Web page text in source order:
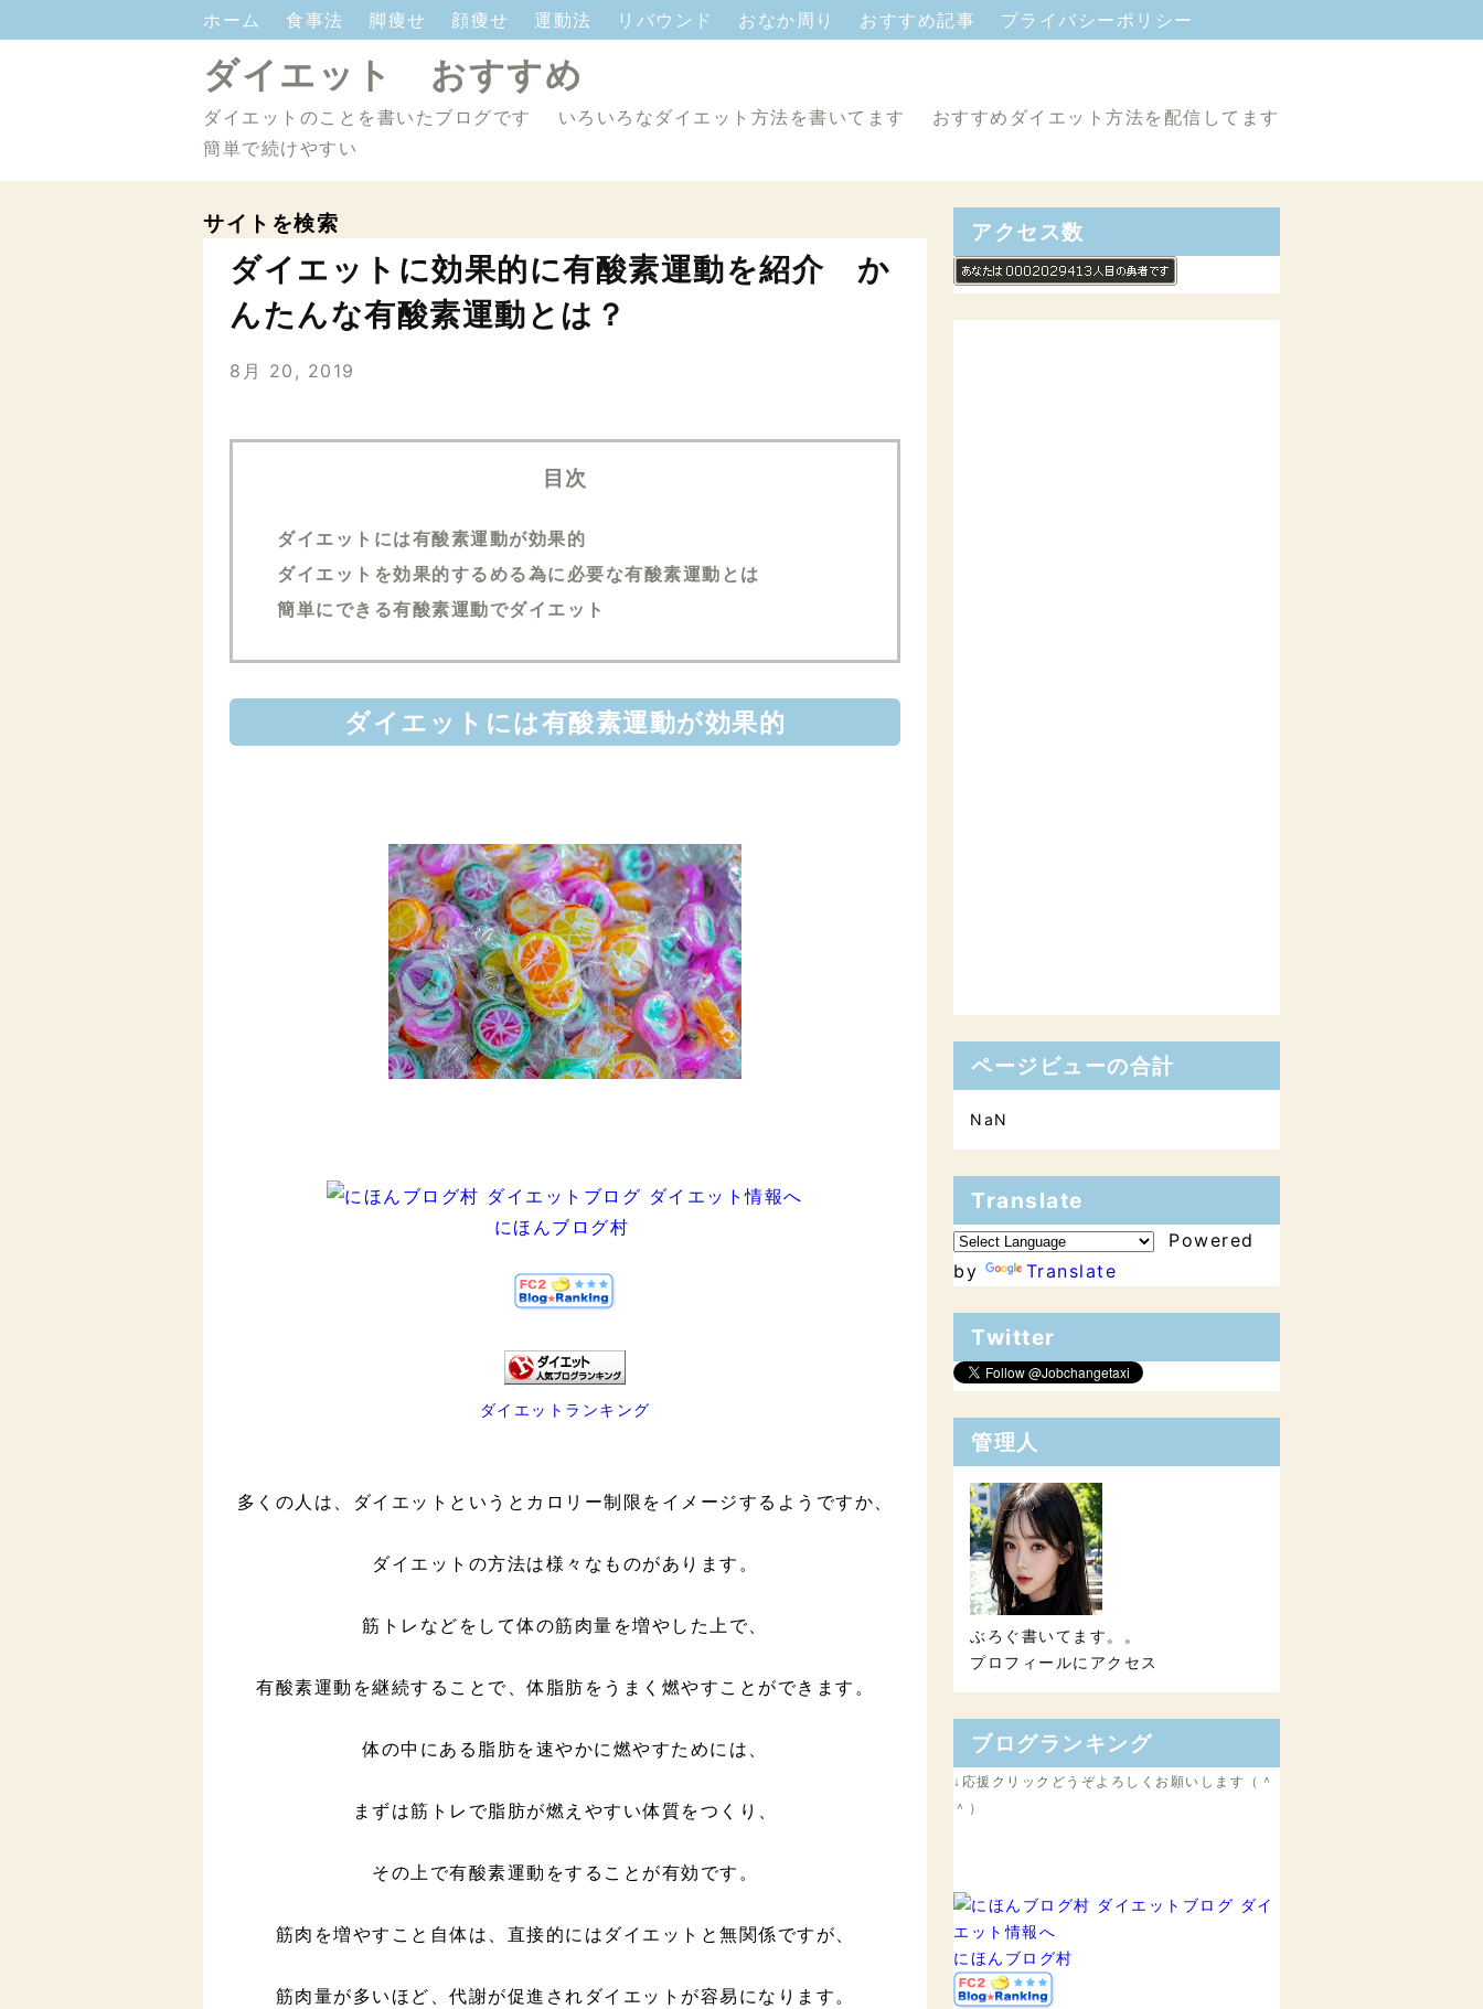
ホーム 食事法 脚痩せ 顔痩せ 運動法 リバウンド おなか周り おすすめ記事 プライバシーポリシー
ダイエット おすすめ
ダイエットのことを書いたブログです いろいろなダイエット方法を書いてます おすすめダイエット方法を配信してます
簡単で続けやすい
サイトを検索
ダイエットに効果的に有酸素運動を紹介 か
んたんな有酸素運動とは？
8月 20, 2019
目次
ダイエットには有酸素運動が効果的
ダイエットを効果的するめる為に必要な有酸素運動とは
簡単にできる有酸素運動でダイエット
ダイエットには有酸素運動が効果的
にほんブログ村
ダイエットランキング
多くの人は、ダイエットというとカロリー制限をイメージするようですか、
ダイエットの方法は様々なものがあります。
筋トレなどをして体の筋肉量を増やした上で、
有酸素運動を継続することで、体脂肪をうまく燃やすことができます。
体の中にある脂肪を速やかに燃やすためには、
まずは筋トレで脂肪が燃えやすい体質をつくり、
その上で有酸素運動をすることが有効です。
筋肉を増やすこと自体は、直接的にはダイエットと無関係ですが、
筋肉量が多いほど、代謝が促進されダイエットが容易になります。
アクセス数
ページビューの合計
NaN
Translate
Powered
by
Translate
Twitter
管理人
ぶろぐ書いてます。。
プロフィールにアクセス
ブログランキング
↓応援クリックどうぞよろしくお願いします（＾
＾）
にほんブログ村